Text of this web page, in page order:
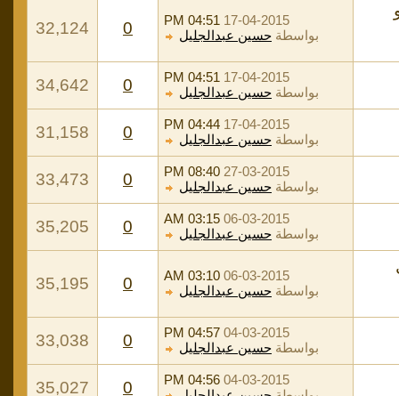
17-04-2015
04:51 PM
بواسطة حسين عبدالجليل 0
32,124
17-04-2015
04:51 PM
بواسطة حسين عبدالجليل 0
34,642
17-04-2015
04:44 PM
بواسطة حسين عبدالجليل 0
31,158
27-03-2015
08:40 PM
بواسطة حسين عبدالجليل 0
33,473
06-03-2015
03:15 AM
بواسطة حسين عبدالجليل 0
35,205
06-03-2015
03:10 AM
بواسطة حسين عبدالجليل 0
35,195
04-03-2015
04:57 PM
بواسطة حسين عبدالجليل 0
33,038
04-03-2015
04:56 PM
0
35,027